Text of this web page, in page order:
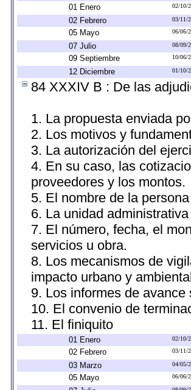
01 Enero 02/10/
02 Febrero 03/11/
05 Mayo 06/06/
07 Julio 08/09/
09 Septiembre 10/06/
12 Diciembre 01/10/
84 XXXIV B : De las
1. La propuesta enviada
2. Los motivos y
3. La autorización del
4. En su caso, las
proveedores y los montos.
5. El nombre de la
6. La unidad
7. El número, fecha, el
servicios u obra.
8. Los mecanismos de
impacto urbano y
9. Los informes de
10. El convenio de
11. El finiquito
01 Enero 02/10/
02 Febrero 03/11/
03 Marzo 04/05/
05 Mayo 06/06/